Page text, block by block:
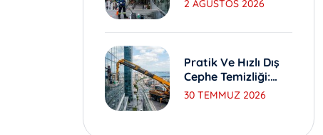
2 AĞUSTOS 2026
Pratik Ve Hızlı Dış
Cephe Temizliği:
Sepetli Vinç
30 TEMMUZ 2026